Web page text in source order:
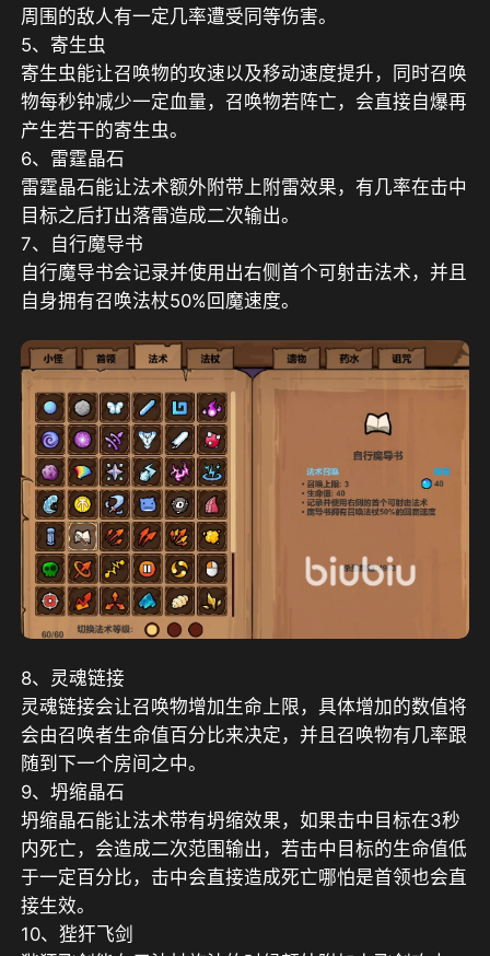
周围的敌人有一定几率遭受同等伤害。
5、寄生虫
寄生虫能让召唤物的攻速以及移动速度提升，同时召唤
物每秒钟减少一定血量，召唤物若阵亡，会直接自爆再
产生若干的寄生虫。
6、雷霆晶石
雷霆晶石能让法术额外附带上附雷效果，有几率在击中
目标之后打出落雷造成二次输出。
7、自行魔导书
自行魔导书会记录并使用出右侧首个可射击法术，并且
自身拥有召唤法杖50%回魔速度。
8、灵魂链接
灵魂链接会让召唤物增加生命上限，具体增加的数值将
会由召唤者生命值百分比来决定，并且召唤物有几率跟
随到下一个房间之中。
9、坍缩晶石
坍缩晶石能让法术带有坍缩效果，如果击中目标在3秒
内死亡，会造成二次范围输出，若击中目标的生命值低
于一定百分比，击中会直接造成死亡哪怕是首领也会直
接生效。
10、狴犴飞剑